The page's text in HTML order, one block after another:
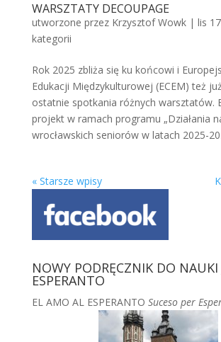
WARSZTATY DECOUPAGE
utworzone przez Krzysztof Wowk| lis
kategorii
Rok 2025 zbliża się ku końcowi i
Edukacji Międzykulturowej (ECEM) też
ostatnie spotkania różnych warsztatów.
projekt w ramach programu „Działania
wrocławskich seniorów w latach 2025-
« Starsze wpisy
NOWY PODRĘCZNIK DO NAUKI
ESPERANTO
EL AMO AL ESPERANTO Suceso per